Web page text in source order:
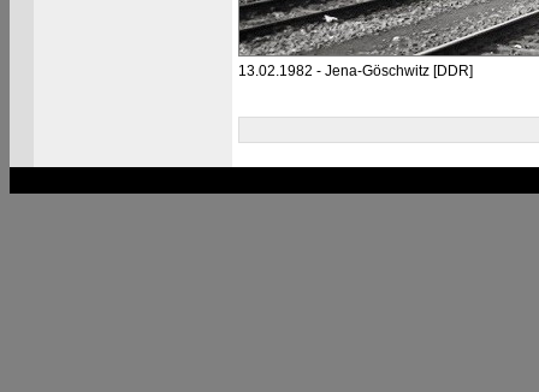
13.02.1982 - Jena-Göschwitz [DDR]